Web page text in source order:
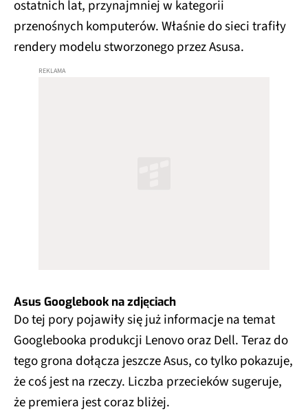
ostatnich lat, przynajmniej w kategorii
przenośnych komputerów. Właśnie do sieci trafiły
rendery modelu stworzonego przez Asusa.
Asus Googlebook na zdjęciach
Do tej pory pojawiły się już informacje na temat
Googlebooka produkcji Lenovo oraz Dell. Teraz do
tego grona dołącza jeszcze Asus, co tylko pokazuje,
że coś jest na rzeczy. Liczba przecieków sugeruje,
że premiera jest coraz bliżej.